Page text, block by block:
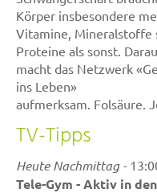
Körper insbesondere
Vitamine, Mineralstoffe
Proteine als sonst.
macht das Netzwerk
ins Leben»
aufmerksam. Folsäure,
Schwangere diesen
Bedarf an Nährstoffen
eine ausgewogene und
TV-Tipps
Heute Nachmittag -
Tele-Gym - Aktiv in